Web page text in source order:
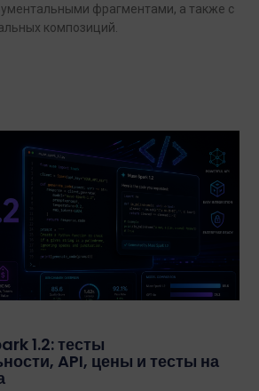
фрагментами, а также с
композиций.
1.2: тесты
API, цены и тесты на